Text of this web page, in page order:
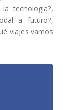
tecnología?,
a futuro?,
viajes vamos